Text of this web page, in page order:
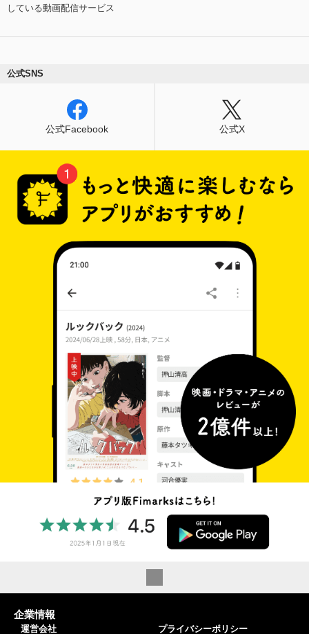
している動画配信サービス
公式SNS
公式Facebook 公式X
企業情報
運営会社 プライバシーポリシー